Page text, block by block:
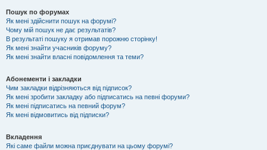
Пошук по форумах
Як мені здійснити пошук на форумі?
Чому мій пошук не дає результатів?
В результаті пошуку я отримав порожню сторінку!
Як мені знайти учасників форуму?
Як мені знайти власні повідомлення та теми?
Абонементи і закладки
Чим закладки відрізняються від підписок?
Як мені зробити закладку або підписатись на певні форуми?
Як мені підписатись на певний форум?
Як мені відмовитись від підписки?
Вкладення
Які саме файли можна приєднувати на цьому форумі?